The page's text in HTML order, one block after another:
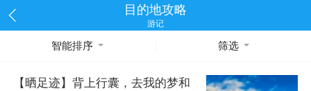
目的地攻略
游记
智能排序 筛选
【晒足迹】背上行囊，去我的梦和